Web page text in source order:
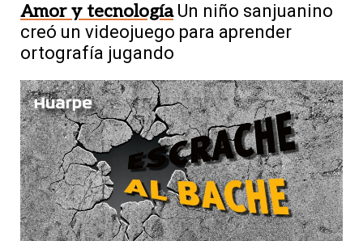
Amor y tecnología Un niño sanjuanino
creó un videojuego para aprender
ortografía jugando